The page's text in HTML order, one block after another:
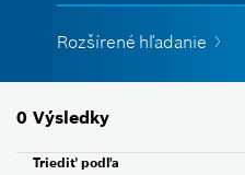
Rozšírené hľadanie
0 Výsledky
Triediť podľa